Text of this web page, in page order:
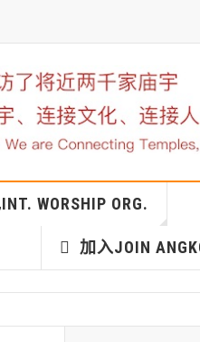
WORSHIP ORG.
加入JOIN